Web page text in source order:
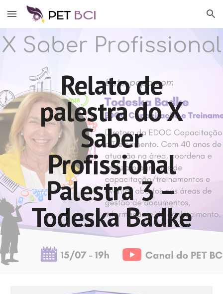
Skip to main content Skip to navigation
Relato de
palestra do X
Saber
Profissional
Palestra 3 –
Todeska Badke